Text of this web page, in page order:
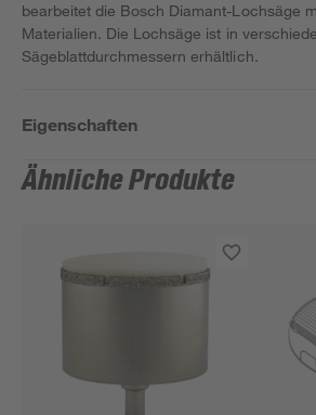
bearbeitet die Bosch Diamant-Lochsäge
Materialien. Die Lochsäge ist in
Sägeblattdurchmessern erhältlich.
Eigenschaften
Ähnliche Produkte